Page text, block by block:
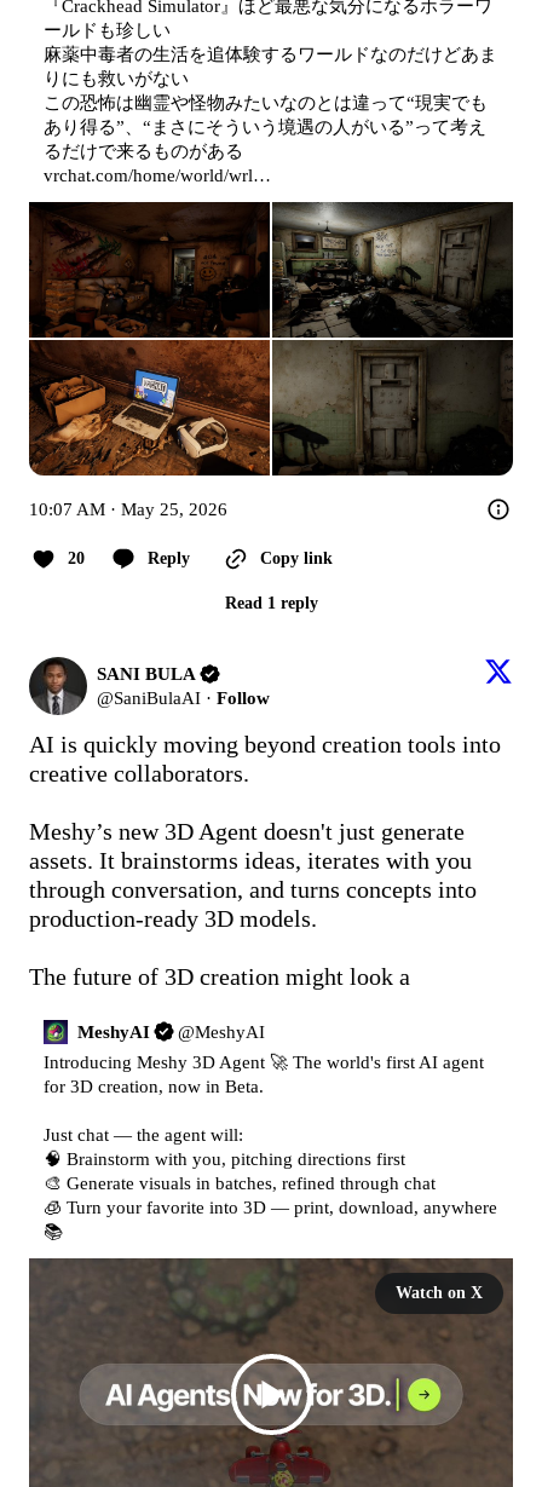
『Crackhead Simulator』ほど最悪な気分になるホラーワ
ールドも珍しい
麻薬中毒者の生活を追体験するワールドなのだけどあま
りにも救いがない
この恐怖は幽霊や怪物みたいなのとは違って“現実でも
あり得る”、“まさにそういう境遇の人がいる”って考え
vrchat.com/home/world/wrl…
10:07 AM · May 25, 2026
20 Reply Copy link
Read 1 reply
SANI BULA
@SaniBulaAI · Follow
AI is quickly moving beyond creation tools into
creative collaborators.
Meshy’s new 3D Agent doesn't just generate
assets. It brainstorms ideas, iterates with you
through conversation, and turns concepts into
production-ready 3D models.
The future of 3D creation might look a
MeshyAI @MeshyAI
Introducing Meshy 3D Agent 🚀 The world's first AI agent
for 3D creation, now in Beta.
Just chat — the agent will:
🧠 Brainstorm with you, pitching directions first
🎨 Generate visuals in batches, refined through chat
🧊 Turn your favorite into 3D — print, download, anywhere
📚
Watch on X